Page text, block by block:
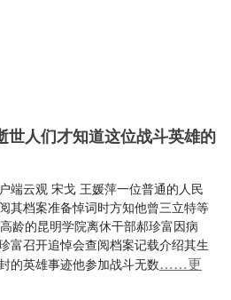
世人们才知道这位战斗英雄的
端云观 宋戈 王媛萍一位普通的人民
其档案准备悼词时方知他曾三立特等
龄的昆明学院离休干部郝珍富因病
富召开追悼会查阅档案记载介绍其生
的英雄事迹他参加战斗无数……更